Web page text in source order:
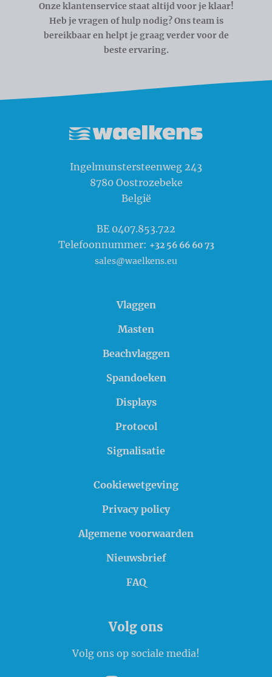
Onze klantenservice staat altijd voor je klaar!
Heb je vragen of hulp nodig? Ons team is
bereikbaar en helpt je graag verder voor de
beste ervaring.
Ingelmunstersteenweg 243
8780 Oostrozebeke
België
BE 0407.853.722
Telefoonnummer: +32 56 66 60 73
sales@waelkens.eu
Vlaggen
Masten
Beachvlaggen
Spandoeken
Displays
Protocol
Signalisatie
Cookiewetgeving
Privacy policy
Algemene voorwaarden
Nieuwsbrief
FAQ
Volg ons
Volg ons op sociale media!